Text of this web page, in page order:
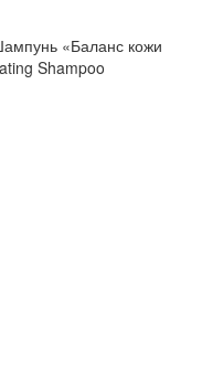
«Баланс кожи
Shampoo